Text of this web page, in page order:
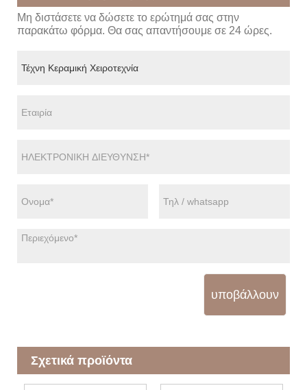
Μη διστάσετε να δώσετε το ερώτημά σας στην
παρακάτω φόρμα. Θα σας απαντήσουμε σε 24 ώρες.
υποβάλλουν
Σχετικά προϊόντα